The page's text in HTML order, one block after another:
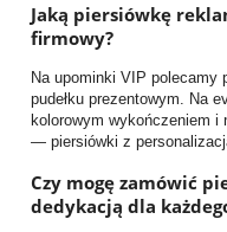
Jaką piersiówkę
firmowy?
Na upominki VIP polecamy
pudełku prezentowym. Na
kolorowym wykończeniem i
— piersiówki z
Czy mogę zamówić
dedykacją dla